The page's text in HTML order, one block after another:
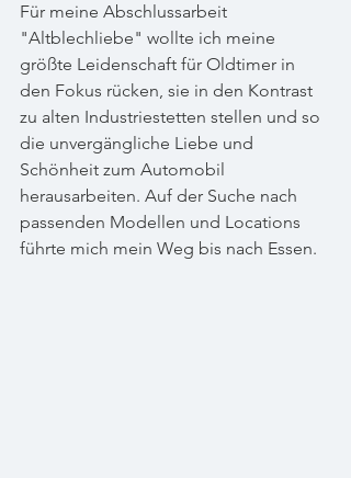
Für meine Abschlussarbeit
"Altblechliebe" wollte ich meine
größte Leidenschaft für Oldtimer in
den Fokus rücken, sie in den Kontrast
zu alten Industriestetten stellen und so
die unvergängliche Liebe und
Schönheit zum Automobil
herausarbeiten. Auf der Suche nach
passenden Modellen und Locations
führte mich mein Weg bis nach Essen.